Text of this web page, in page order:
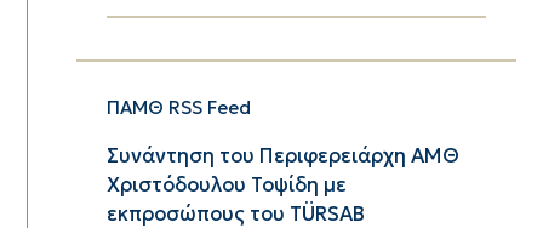
ΠΑΜΘ RSS Feed
Συνάντηση του Περιφερειάρχη ΑΜΘ
Χριστόδουλου Τοψίδη με
εκπροσώπους του TÜRSAB